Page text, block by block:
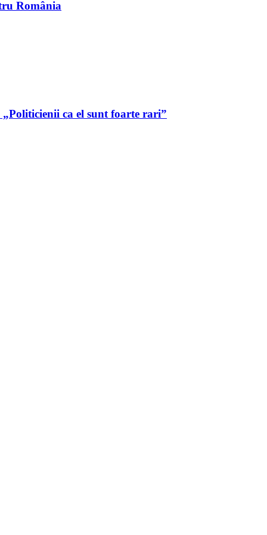
România
ca el sunt foarte rari”